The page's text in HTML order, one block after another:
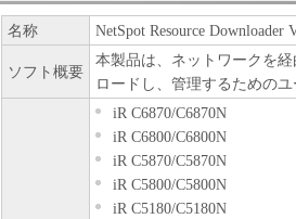
本契約書上の義務および条件
全責任を負うことを条件とし
お客様は、上記(1)に基づい
ックアップとして、「本ソフ
ます。
上記(1)および(2)に定める場
センサーのいかなる知的財産
本契約書によってお客様に譲
ん。
名称 NetSpot Resource Downloader
ソフト概要
本製品は、ネットワークを
ロードし、管理するための
iR C6870/C6870N
iR C6800/C6800N
iR C5870/C5870N
iR C5800/C5800N
iR C5180/C5180N